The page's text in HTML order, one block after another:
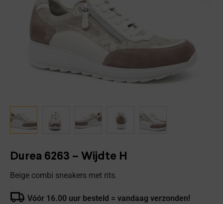
Durea 6263 – Wijdte H
Beige combi sneakers met rits.
Vóór 16.00 uur besteld = vandaag verzonden!